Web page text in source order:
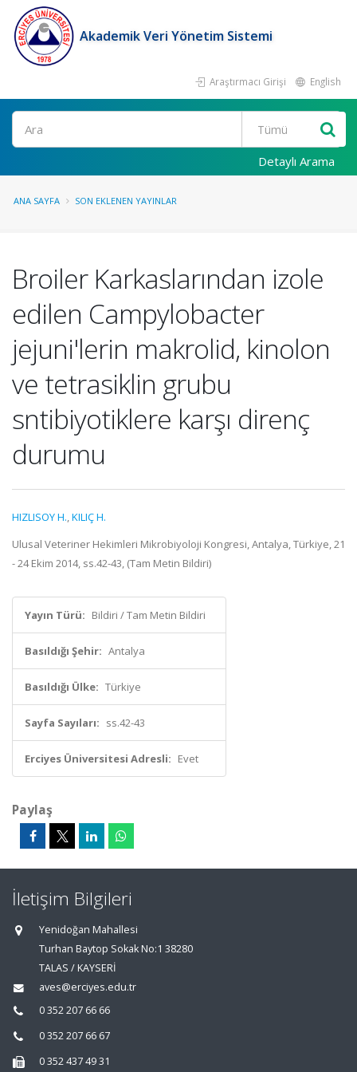
Akademik Veri Yönetim Sistemi
Araştırmacı Girişi English
Ara
Detaylı Arama
ANA SAYFA SON EKLENEN YAYINLAR
Broiler Karkaslarından izole
edilen Campylobacter
jejuni'lerin makrolid, kinolon
ve tetrasiklin grubu
sntibiyotiklere karşı direnç
durumu
HIZLISOY H.,KILIÇ H.
Ulusal Veteriner Hekimleri Mikrobiyoloji Kongresi, Antalya, Türkiye, 21
- 24 Ekim 2014, ss.42-43, (Tam Metin Bildiri)
Yayın Türü: Bildiri / Tam Metin Bildiri
Basıldığı Şehir: Antalya
Basıldığı Ülke: Türkiye
Sayfa Sayıları: ss.42-43
Erciyes Üniversitesi Adresli: Evet
Paylaş
İletişim Bilgileri
Yenidoğan Mahallesi
Turhan Baytop Sokak No:1 38280
TALAS / KAYSERİ
aves@erciyes.edu.tr
0 352 207 66 66
0 352 207 66 67
0 352 437 49 31